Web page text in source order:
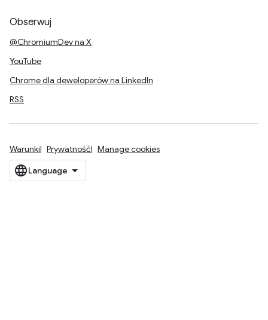
Obserwuj
@ChromiumDev na X
YouTube
Chrome dla deweloperów na LinkedIn
RSS
Warunki Prywatność Manage cookies